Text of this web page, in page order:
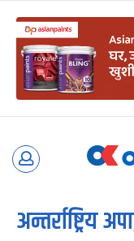
Skip
अन्तर्राष्ट्रिय